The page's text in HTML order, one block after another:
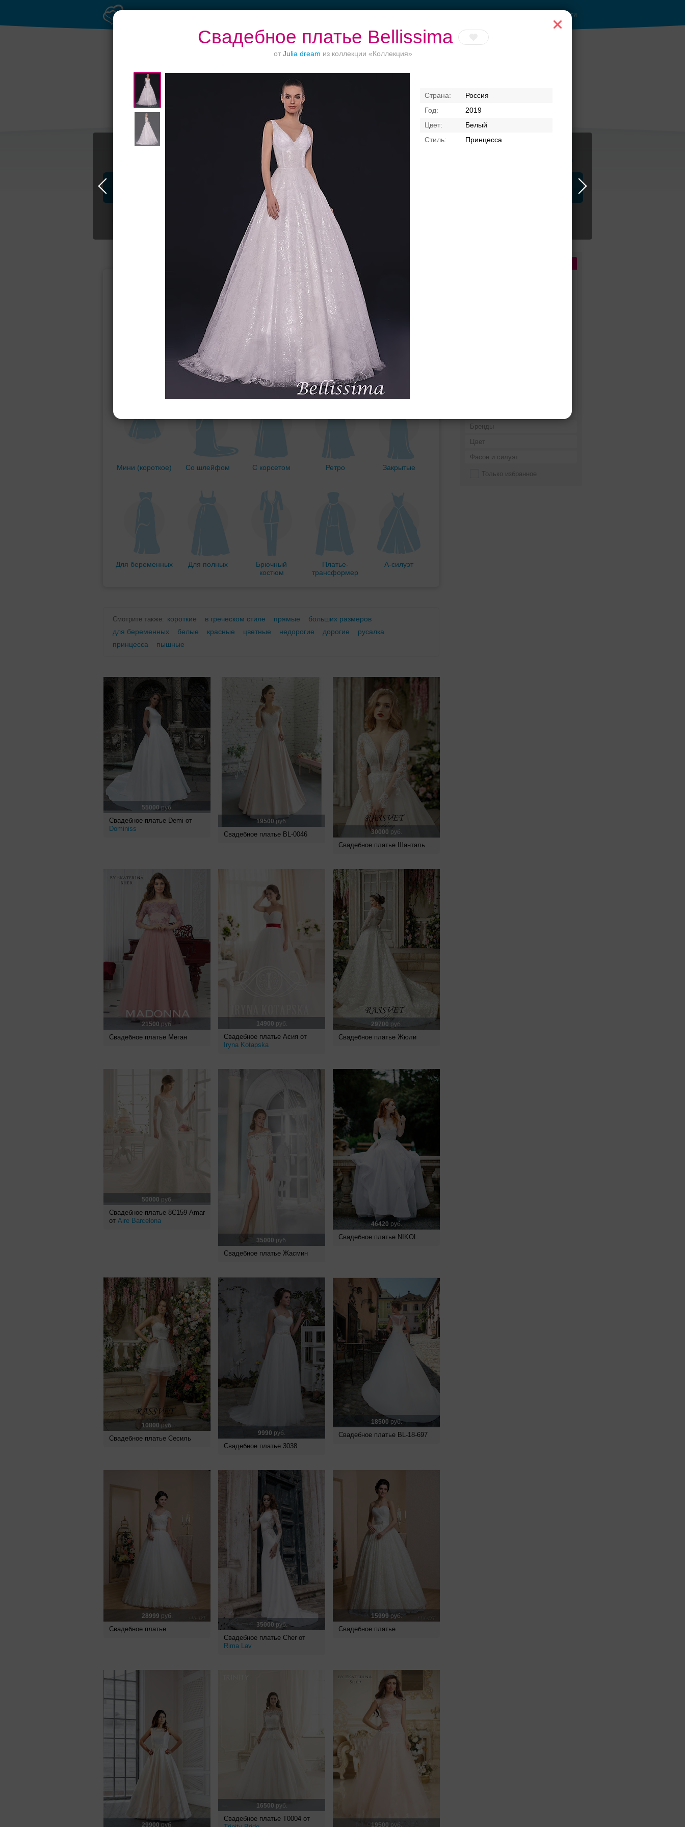
Свадебное платье Bellissima
от Julia dream из коллекции «Коллекция»
Россия
2019
Белый
Принцесса
Войти
Ваш безупречный
образ
Журнал
Свадебные платья
Бренды
Цвет
Фасон и силуэт
Только избранное
Подбор свадебного платья
По стилю
Прямое Русалка Принцесса
Мини (короткое) Со шлейфом С корсетом Ретро Закрытые
Для беременных Для полных
Брючный
костюм
Платье-
трансформер
А-силуэт
Смотрите также: короткие в греческом стиле прямые
больших размеров
для беременных
белые красные цветные недорогие дорогие
русалка
принцесса
пышные
55000руб.
Свадебное платье Demi от
Dominiss
19500 руб.
Свадебное платье BL-0046 30000 руб.
Свадебное платье Шанталь
21500 руб.
Свадебное платье Меган
14900 руб.
Свадебное платье Асия от
Iryna Kotapska
29700 руб.
Свадебное платье Жюли
50000 руб.
Свадебное платье 8C159-Amar
от Aire Barcelona
35000 руб.
Свадебное платье Жасмин
46420 руб.
Свадебное платье NIKOL
10800 руб.
Свадебное платье Сесиль
9990 руб.
Свадебное платье 3038
18500 руб.
Свадебное платье BL-18-697
28999 руб.
Свадебное платье
35000руб.
Свадебное платье Cher от
Rima Lav
15999руб.
Свадебное платье
29900 руб.
16500 руб.
Свадебное платье Т0004 от
19500 руб.